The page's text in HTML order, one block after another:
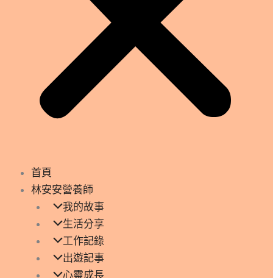
首頁
林安安營養師
我的故事
生活分享
工作記錄
出遊記事
心靈成長